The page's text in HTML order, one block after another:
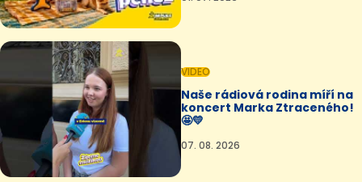
VIDEO
Naše rádiová rodina míří na
koncert Marka Ztraceného!
🤩💛
07. 08. 2026